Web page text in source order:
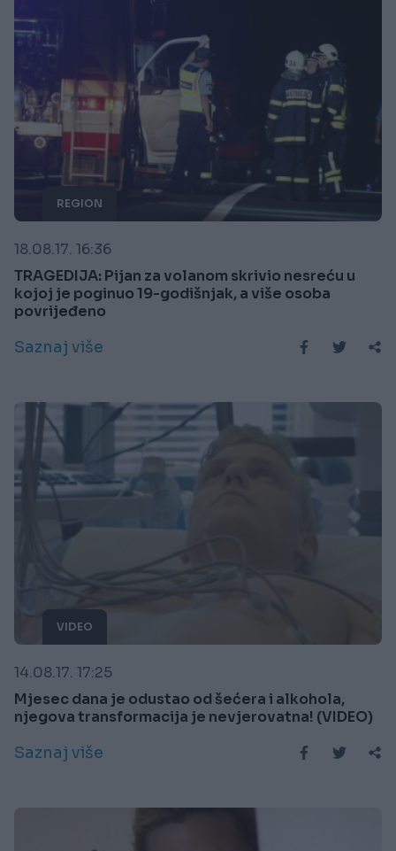
REGION
18.08.17. 16:36
TRAGEDIJA: Pijan za volanom skrivio nesreću u
kojoj je poginuo 19-godišnjak, a više osoba
povrijeđeno
Saznaj više
VIDEO
14.08.17. 17:25
Mjesec dana je odustao od šećera i alkohola,
njegova transformacija je nevjerovatna! (VIDEO)
Saznaj više